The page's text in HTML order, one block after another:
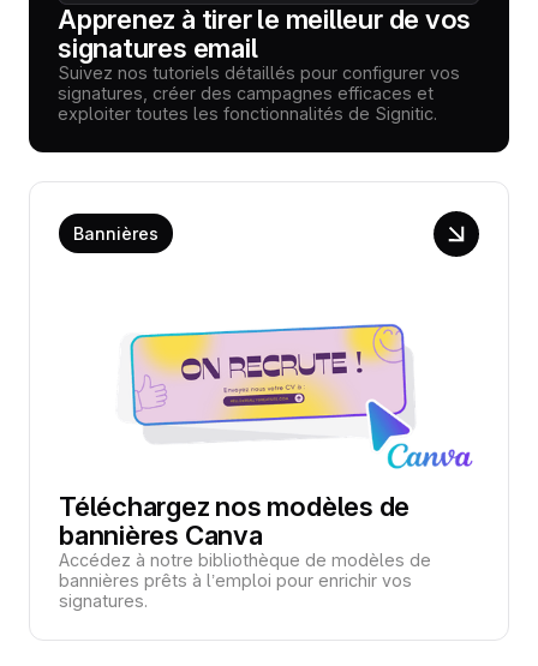
Apprenez à tirer le meilleur de vos
signatures email
Suivez nos tutoriels détaillés pour configurer vos
signatures, créer des campagnes efficaces et
exploiter toutes les fonctionnalités de Signitic.
Bannières
Téléchargez nos modèles de
bannières Canva
Accédez à notre bibliothèque de modèles de
bannières prêts à l’emploi pour enrichir vos
signatures.